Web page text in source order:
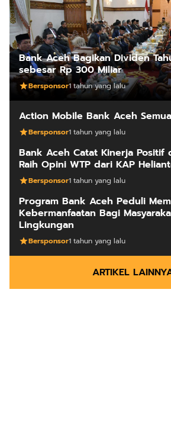
Bank Aceh Bagikan Dividen
sebesar Rp 300 Miliar
Bersponsor1 tahun yang lalu
Action Mobile Bank Aceh
Bersponsor1 tahun yang lalu
Bank Aceh Catat Kinerja Positif
Raih Opini WTP dari KAP
Bersponsor1 tahun yang lalu
Program Bank Aceh Peduli
Kebermanfaatan Bagi
Lingkungan
Bersponsor1 tahun yang lalu
ARTIKEL